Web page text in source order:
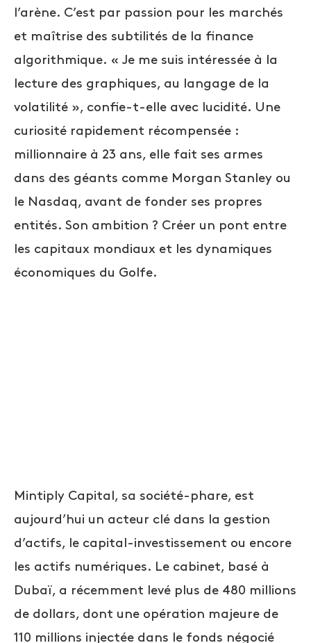
l’arène. C’est par passion pour les marchés
et maîtrise des subtilités de la finance
algorithmique. « Je me suis intéressée à la
lecture des graphiques, au langage de la
volatilité », confie-t-elle avec lucidité. Une
curiosité rapidement récompensée :
millionnaire à 23 ans, elle fait ses armes
dans des géants comme Morgan Stanley ou
le Nasdaq, avant de fonder ses propres
entités. Son ambition ? Créer un pont entre
les capitaux mondiaux et les dynamiques
économiques du Golfe.
Mintiply Capital, sa société-phare, est
aujourd’hui un acteur clé dans la gestion
d’actifs, le capital-investissement ou encore
les actifs numériques. Le cabinet, basé à
Dubaï, a récemment levé plus de 480 millions
de dollars, dont une opération majeure de
110 millions injectée dans le fonds négocié